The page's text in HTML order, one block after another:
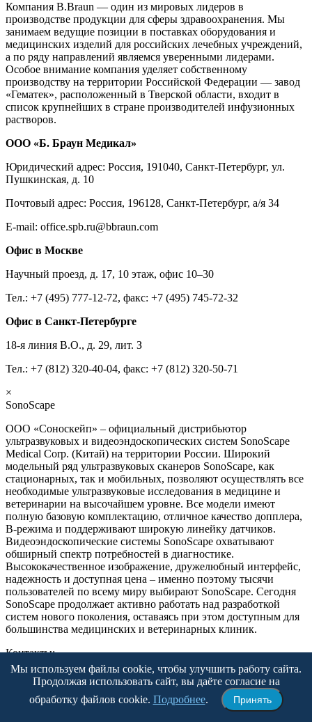
Компания B.Braun — один из мировых лидеров в
производстве продукции для сферы здравоохранения. Мы
занимаем ведущие позиции в поставках оборудования и
медицинских изделий для российских лечебных учреждений,
а по ряду направлений являемся уверенными лидерами.
Особое внимание компания уделяет собственному
производству на территории Российской Федерации — завод
«Гематек», расположенный в Тверской области, входит в
список крупнейших в стране производителей инфузионных
растворов.
ООО «Б. Браун Медикал»
Юридический адрес: Россия, 191040, Санкт-Петербург, ул.
Пушкинская, д. 10
Почтовый адрес: Россия, 196128, Санкт-Петербург, а/я 34
E-mail: office.spb.ru@bbraun.com
Офис в Москве
Научный проезд, д. 17, 10 этаж, офис 10–30
Тел.: +7 (495) 777-12-72, факс: +7 (495) 745-72-32
Офис в Санкт-Петербурге
18-я линия В.О., д. 29, лит. З
Тел.: +7 (812) 320-40-04, факс: +7 (812) 320-50-71
×
SonoScape
ООО «Соноскейп» – официальный дистрибьютор
ультразвуковых и видеоэндоскопических систем SonoScape
Medical Corp. (Китай) на территории России. Широкий
модельный ряд ультразвуковых сканеров SonoScape, как
стационарных, так и мобильных, позволяют осуществлять все
необходимые ультразвуковые исследования в медицине и
ветеринарии на высочайшем уровне. Все модели имеют
полную базовую комплектацию, отличное качество допплера,
В-режима и поддерживают широкую линейку датчиков.
Видеоэндоскопические системы SonoScape охватывают
обширный спектр потребностей в диагностике.
Высококачественное изображение, дружелюбный интерфейс,
надежность и доступная цена – именно поэтому тысячи
пользователей по всему миру выбирают SonoScape. Сегодня
SonoScape продолжает активно работать над разработкой
систем нового поколения, оставаясь при этом доступным для
большинства медицинских и ветеринарных клиник.
Контакты:
Москва, Малая Пироговская 13, стр.1, офис 318.
+7(495)926-55-35
Мы используем файлы cookie, чтобы улучшить работу сайта.
Продолжая использовать сайт, вы даёте согласие на
обработку файлов cookie. Подробнее. Принять